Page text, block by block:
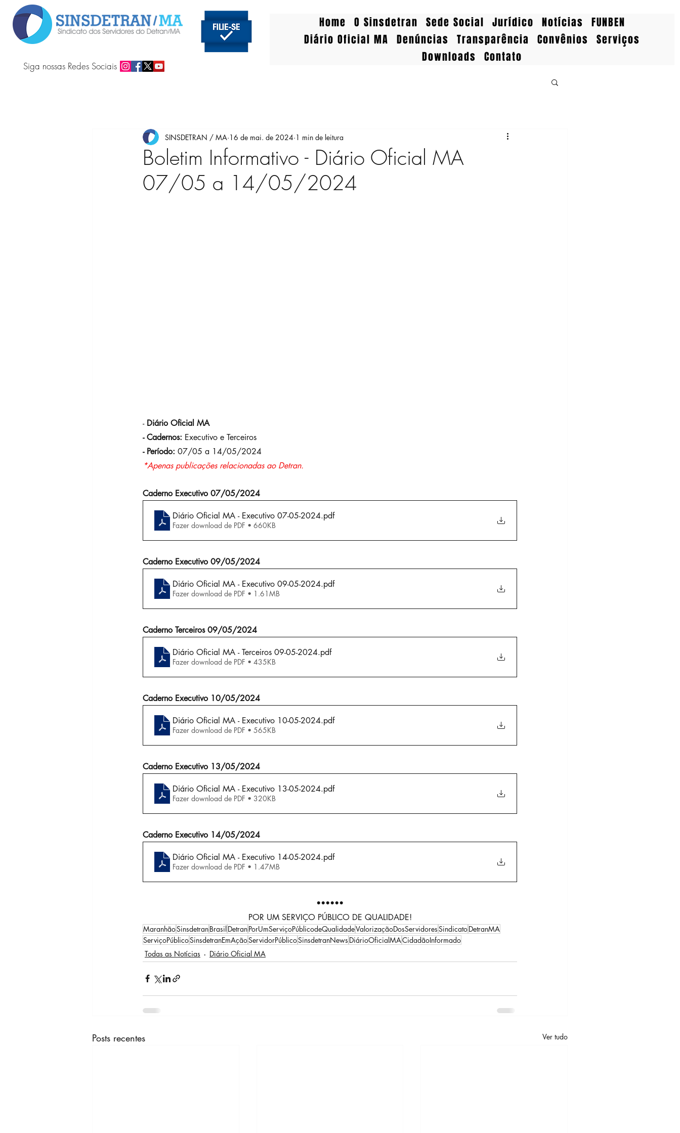
Siga nossas Redes Sociais
Home O Sinsdetran Sede Social Jurídico Notícias
FUNBEN
Diário Oficial MA Denúncias Transparência Convênios
Serviços
Downloads
Contato
Boletim Informativo - Diário Oficial MA
07/05 a 14/05/2024
SINSDETRAN / MA 16 de mai. de 2024 1 min de leitura
- Diário Oficial MA
- Cadernos: Executivo e Terceiros
- Período: 07/05 a 14/05/2024
*Apenas publicações relacionadas ao Detran.
Caderno Executivo 07/05/2024
Diário Oficial MA - Executivo 07-05-2024.pdf
Fazer download de PDF • 660KB
Caderno Executivo 09/05/2024
Diário Oficial MA - Executivo 09-05-2024.pdf
Fazer download de PDF • 1.61MB
Caderno Terceiros 09/05/2024
Diário Oficial MA - Terceiros 09-05-2024.pdf
Fazer download de PDF • 435KB
Caderno Executivo 10/05/2024
Diário Oficial MA - Executivo 10-05-2024.pdf
Fazer download de PDF • 565KB
Caderno Executivo 13/05/2024
Diário Oficial MA - Executivo 13-05-2024.pdf
Fazer download de PDF • 320KB
Caderno Executivo 14/05/2024
Diário Oficial MA - Executivo 14-05-2024.pdf
Fazer download de PDF • 1.47MB
••••••
POR UM SERVIÇO PÚBLICO DE QUALIDADE!
MaranhãoSinsdetranBrasilDetranPorUmServiçoPúblicodeQualidadeValorizaçãoDosServidoresSindicatoDetranMA
ServiçoPúblicoSinsdetranEmAçãoServidorPúblicoSinsdetranNews DiárioOficialMACidadãoInformado
Todas as Notícias
Diário Oficial MA
Posts recentes Ver tudo